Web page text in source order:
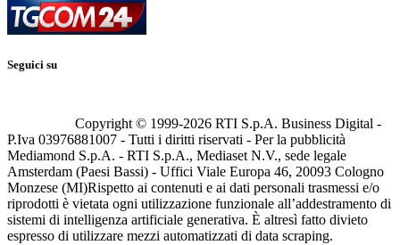
Seguici su
Copyright © 1999-2026 RTI S.p.A. Business Digital -
P.Iva 03976881007 - Tutti i diritti riservati - Per la pubblicità
Mediamond S.p.A. - RTI S.p.A., Mediaset N.V., sede legale
Amsterdam (Paesi Bassi) - Uffici Viale Europa 46, 20093 Cologno
Monzese (MI)Rispetto ai contenuti e ai dati personali trasmessi e/o
riprodotti è vietata ogni utilizzazione funzionale all’addestramento di
sistemi di intelligenza artificiale generativa. È altresì fatto divieto
espresso di utilizzare mezzi automatizzati di data scraping.